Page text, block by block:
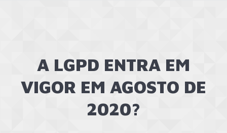
A LGPD ENTRA EM
VIGOR EM AGOSTO DE
2020?